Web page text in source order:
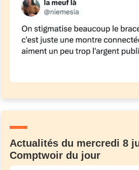
Actualités du mercredi 8
Comptwoir du jour